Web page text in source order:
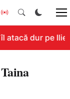
atacă dur pe